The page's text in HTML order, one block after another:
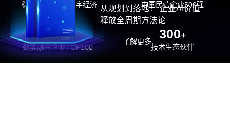
《福布斯》中国数字经济
100强
中国民营企业500强
26位
数实融合企业TOP100
300+
技术生态伙伴
从规划到落地！ 企业AI价值
释放全周期方法论
了解更多